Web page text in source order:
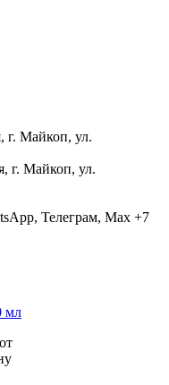
г. Майкоп, ул.
г. Майкоп, ул.
Телеграм, Мах +7
мл